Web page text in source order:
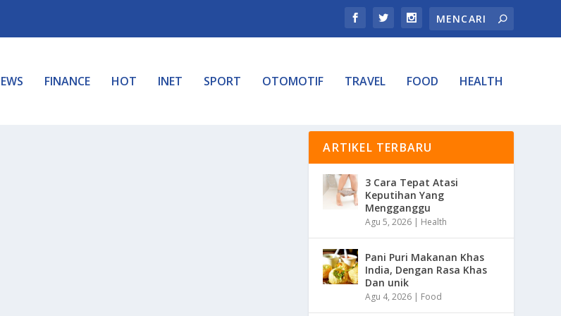
FINANCE HOT INET SPORT OTOMOTIF TRAVEL FOOD HEALTH
ARTIKEL TERBARU
3 Cara Tepat Atasi
Keputihan Yang
Mengganggu
Agu 5, 2026 | Health
Pani Puri Makanan Khas
India, Dengan Rasa Khas
Dan unik
Agu 4, 2026 | Food